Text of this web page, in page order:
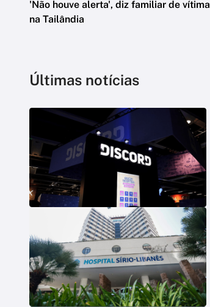
'Não houve alerta', diz familiar de vítima
na Tailândia
Últimas notícias